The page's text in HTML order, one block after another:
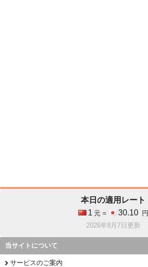
本日の適用レート
1 元 = 30.10
円
2026年8月7日更新
当サイトについて
サービスのご案内